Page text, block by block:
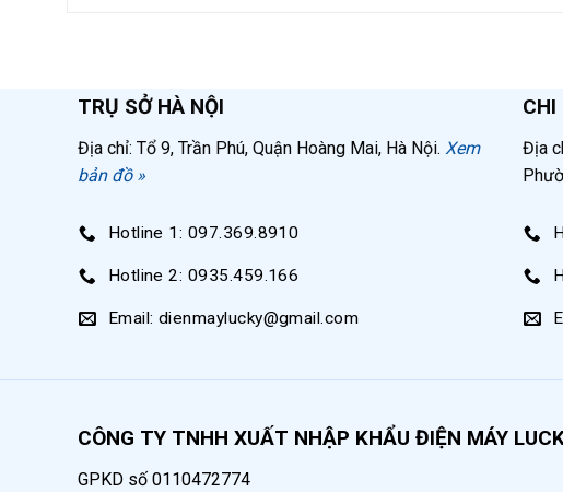
Nhiệt độ làm việc tối đa 100 độ
Máy sấy khí tác nhân lạnh MSK-155
90%, phù hợp với các công việc không yêu cầu chất
sản xuất vật liệu xây dựng,… Máy có lưu lượng sấy
định cho máy móc sản xuất hoạt động.
380V/50Hz
TRỤ SỞ HÀ NỘI
Địa chỉ: Tổ 9, Trần Phú, Quận Hoàng Mai, Hà Nội. Xem
bản đồ »
Hotline 1: 097.369.8910
Hotline 2: 0935.459.166
Email: dienmaylucky@gmail.com
CHI
Địa
CÔNG TY TNHH XUẤT NHẬP KHẨU ĐIỆN MÁY
GPKD số 0110472774